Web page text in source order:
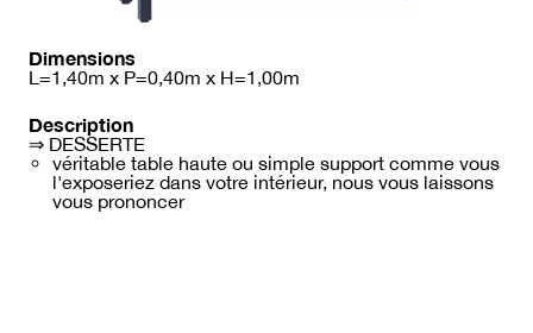
Dimensions
L=1,40m x P=0,40m x H=1,00m
Description
⇒ DESSERTE
véritable table haute ou simple support comme vous
l'exposeriez dans votre intérieur, nous vous laissons
vous prononcer